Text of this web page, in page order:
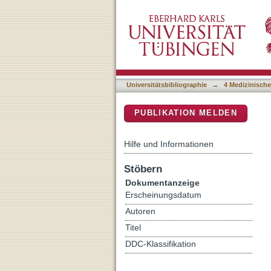
Melanoma cells
enhanced sensitivity to
Universitätsbibliographie → 4
PUBLIKATION MELDEN
Hilfe und Informationen
Stöbern
Dokumentanzeige
Erscheinungsdatum
Autoren
Titel
DDC-Klassifikation